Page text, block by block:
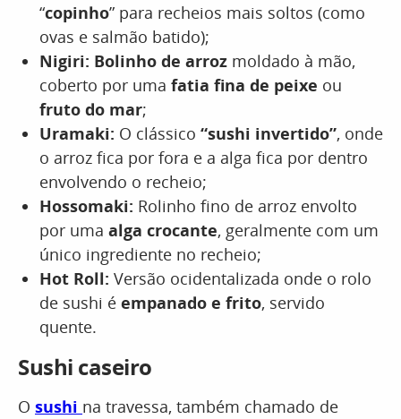
“copinho” para recheios mais soltos (como
ovas e salmão batido);
Nigiri: Bolinho de arroz moldado à mão,
coberto por uma fatia fina de peixe ou
fruto do mar;
Uramaki: O clássico “sushi invertido”, onde
o arroz fica por fora e a alga fica por dentro
envolvendo o recheio;
Hossomaki: Rolinho fino de arroz envolto
por uma alga crocante, geralmente com um
único ingrediente no recheio;
Hot Roll: Versão ocidentalizada onde o rolo
de sushi é empanado e frito, servido
quente.
Sushi caseiro
O sushi na travessa, também chamado de